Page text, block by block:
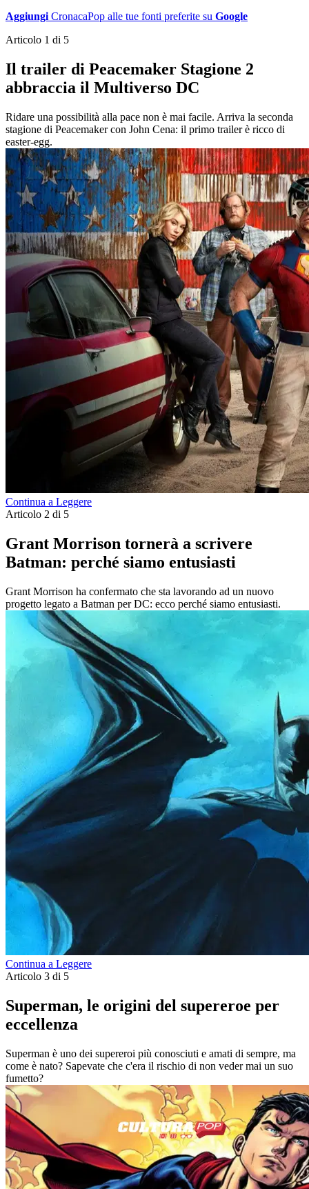
Aggiungi CronacaPop alle tue fonti preferite su Google
Articolo 1 di 5
Il trailer di Peacemaker Stagione 2
abbraccia il Multiverso DC
Ridare una possibilità alla pace non è mai facile. Arriva la seconda
stagione di Peacemaker con John Cena: il primo trailer è ricco di
easter-egg.
Continua a Leggere
Articolo 2 di 5
Grant Morrison tornerà a scrivere
Batman: perché siamo entusiasti
Grant Morrison ha confermato che sta lavorando ad un nuovo
progetto legato a Batman per DC: ecco perché siamo entusiasti.
Continua a Leggere
Articolo 3 di 5
Superman, le origini del supereroe per
eccellenza
Superman è uno dei supereroi più conosciuti e amati di sempre, ma
come è nato? Sapevate che c'era il rischio di non veder mai un suo
fumetto?